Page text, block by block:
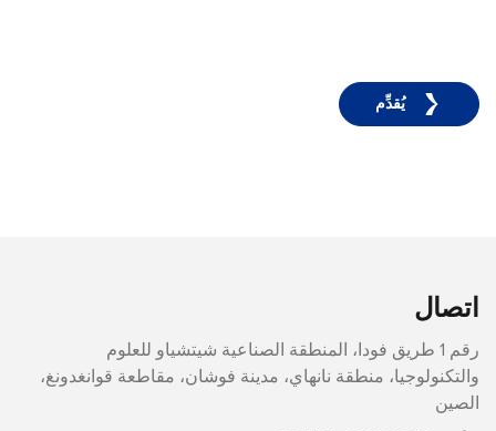
يُقدِّم
اتصال
رقم 1 طريق فودا، المنطقة الصناعية شيتشياو للعلوم
والتكنولوجيا، منطقة نانهاي، مدينة فوشان، مقاطعة قوانغدونغ،
الصين